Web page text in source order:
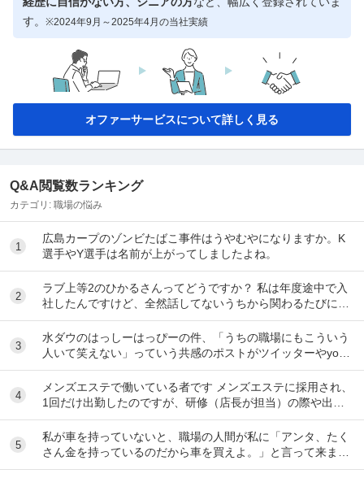
す。 ※2024年9月～2025年4月の当社実績
オファーサービスについて詳しく見る
Q&A閲覧数ランキング
カテゴリ: 職場の悩み
1
広島カープのゾンビたばこ事件はうやむやになりますか。K
選手やY選手は名前が上がってしましたよね。
2
ラブ上等2のひかるさんってどうですか？ 私は年度途中で入
社したんですけど、全然話してないうちから関わるたびに意
地悪で嫌なことを言ってくる女性がいます。 ...
3
水ダウのはっしーはっぴーの件、「うちの職場にもこういう
人いて笑えない」っていう共感のポストがツイッターやyout
ubeのコメント欄に多すぎてそっちに驚いて...
4
メンズエステで働いている者です メンズエステに採用され、
1回だけ出勤したのですが、研修（店長が担当）の際や出勤
時に「元々デリをやっていたなら」という理由で...
5
私が車を持っていないと、職場の人間が私に「アンタ、たく
さん金を持っているのだから車を買えよ。」と言って来ま
す。 でも なんで しんどい思いをして働いた金で...